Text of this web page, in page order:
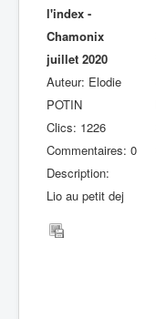
l'index -
Chamonix
juillet 2020
Auteur: Elodie
POTIN
Clics: 1226
Commentaires: 0
Description:
Lio au petit dej